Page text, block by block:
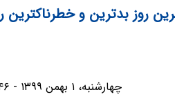
روز بدترین و
چهارشنبه، ۱ بهمن ۱۳۹۹ - ۰۸:۰۷:۴۶